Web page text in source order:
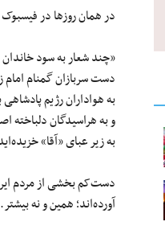
در همان روزها در
«چند شعار به سود
دست سربازان گمنام امام زمان
به هواداران رژیم
و به هراسیدگان دلباخته
به زیر عبای «آقا»
دست‌کم بخشی از مردم
آورده‌اند؛ همین و نه